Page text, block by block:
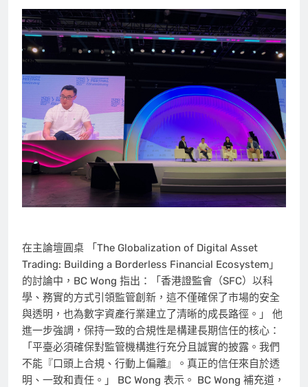
在主論壇圓桌 「The Globalization of Digital Asset
Trading: Building a Borderless Financial Ecosystem」
的討論中，BC Wong 指出：「香港證監會（SFC）以科
學、務實的方式引領監管創新，這不僅確保了市場的安全
與透明，也為數字資產行業建立了清晰的成長路徑。」 他
進一步強調，保持一致的合規性是構建長期信任的核心：
「平臺必須確保對監管機構進行充分且誠實的披露。我們
不能『口頭上合規、行動上偏離』。真正的信任來自於透
明、一致和責任。」 BC Wong 表示。 BC Wong 補充道，